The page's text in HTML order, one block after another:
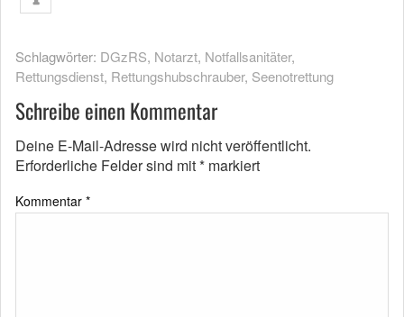
Schlagwörter: DGzRS, Notarzt, Notfallsanitäter,
Rettungsdienst, Rettungshubschrauber, Seenotrettung
Schreibe einen Kommentar
Deine E-Mail-Adresse wird nicht veröffentlicht.
Erforderliche Felder sind mit* markiert
Kommentar *